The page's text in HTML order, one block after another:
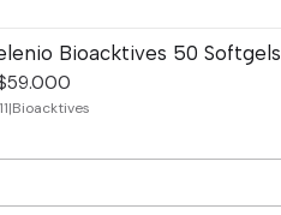
Bioacktives 50 Softgels
|Bioacktives